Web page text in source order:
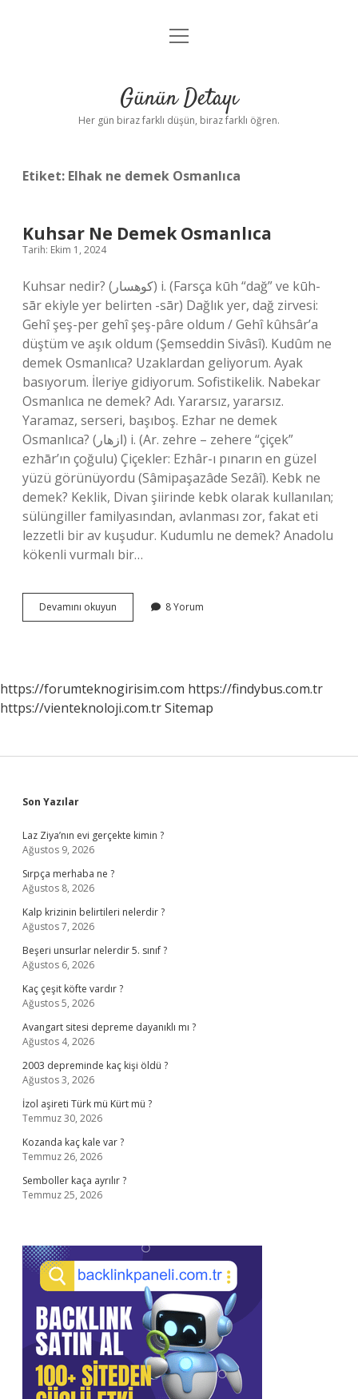
Anasayfa
Yasal Uyarı
menüyü
Günün Detayı
Her gün biraz farklı düşün, biraz farklı öğren.
Etiket: Elhak ne demek Osmanlıca
Kuhsar Ne Demek Osmanlıca
Tarih: Ekim 1, 2024
Kuhsar nedir? (ﻛﻮﻫﺴﺎﺭ) i. (Farsça kūh “dağ” ve kūh-
sār ekiyle yer belirten -sār) Dağlık yer, dağ zirvesi:
Gehî şeş-per gehî şeş-pâre oldum / Gehî kûhsâr’a
düştüm ve aşık oldum (Şemseddin Sivâsî). Kudûm ne
demek Osmanlıca? Uzaklardan geliyorum. Ayak
basıyorum. İleriye gidiyorum. Sofistikelik. Nabekar
Osmanlıca ne demek? Adı. Yararsız, yararsız.
Yaramaz, serseri, başıboş. Ezhar ne demek
Osmanlıca? (ﺍﺯﻫﺎﺭ) i. (Ar. zehre – zehere “çiçek”
ezhār’ın çoğulu) Çiçekler: Ezhâr-ı pınarın en güzel
yüzü görünüyordu (Sâmipaşazâde Sezâî). Kebk ne
demek? Keklik, Divan şiirinde kebk olarak kullanılan;
sülüngiller familyasından, avlanması zor, fakat eti
lezzetli bir av kuşudur. Kudumlu ne demek? Anadolu
kökenli vurmalı bir…
Devamını okuyun
Ne
8 Yorum
https://forumteknogirisim.com https://findybus.com.tr
https://vienteknoloji.com.trSitemap
Sidebar
Son Yazılar
Laz Ziya’nın evi gerçekte kimin ?
Ağustos 9, 2026
Sırpça merhaba ne ?
Ağustos 8, 2026
Kalp krizinin belirtileri nelerdir ?
Ağustos 7, 2026
Beşeri unsurlar nelerdir 5. sınıf ?
Ağustos 6, 2026
Kaç çeşit köfte vardır ?
Ağustos 5, 2026
Avangart sitesi depreme dayanıklı mı ?
Ağustos 4, 2026
2003 depreminde kaç kişi öldü ?
Ağustos 3, 2026
İzol aşireti Türk mü Kürt mü ?
Temmuz 30, 2026
Kozanda kaç kale var ?
Temmuz 26, 2026
Semboller kaça ayrılır ?
Temmuz 25, 2026